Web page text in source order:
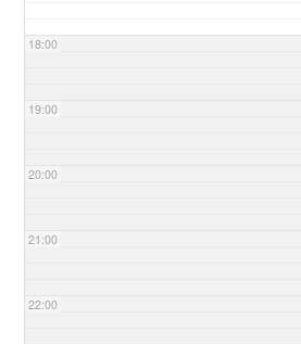
18:00
19:00
20:00
21:00
22:00